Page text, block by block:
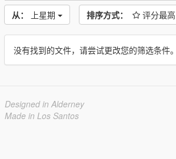
从： 上星期 排序方式： 评分最高
没有找到的文件，请尝试更改您的筛选条件。
Designed in Alderney
Made in Los Santos